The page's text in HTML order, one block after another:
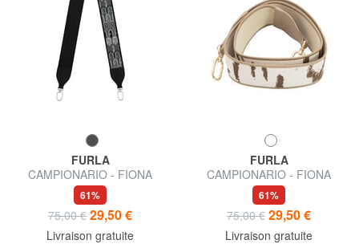
FURLA
CAMPIONARIO - FIONA
Bandoulière pour sacs
61%
75,00 € 29,50 €
Livraison gratuite
FURLA
CAMPIONARIO - FIONA
bandoulière en tissu et cuir
61%
75,00 € 29,50 €
Livraison gratuite